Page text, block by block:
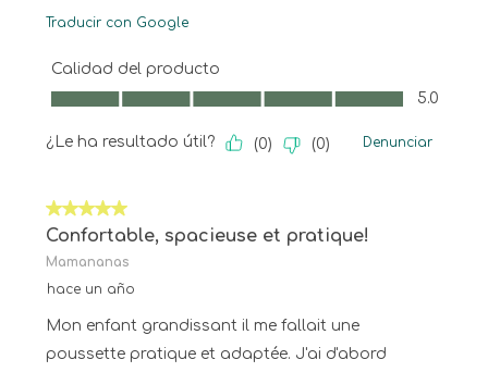
Traducir con Google
Calidad del producto
Calidad del producto, 5.0 de 5
5.0
¿Le ha resultado útil? (0) (0) Denunciar
5 de 5 estrellas.
Confortable, spacieuse et pratique!
Mamananas
hace un año
Mon enfant grandissant il me fallait une
poussette pratique et adaptée. J'ai d'abord